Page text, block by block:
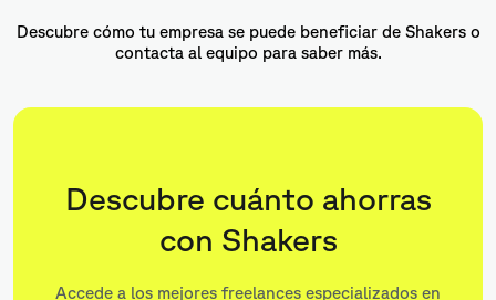
Descubre cómo tu empresa se puede beneficiar de Shakers o
contacta al equipo para saber más.
Descubre cuánto ahorras
con Shakers
Accede a los mejores freelances especializados en